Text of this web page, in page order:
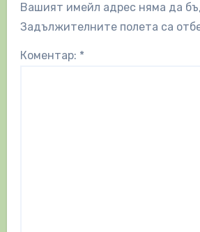
Вашият имейл адрес няма да
Задължителните полета са
Коментар: *